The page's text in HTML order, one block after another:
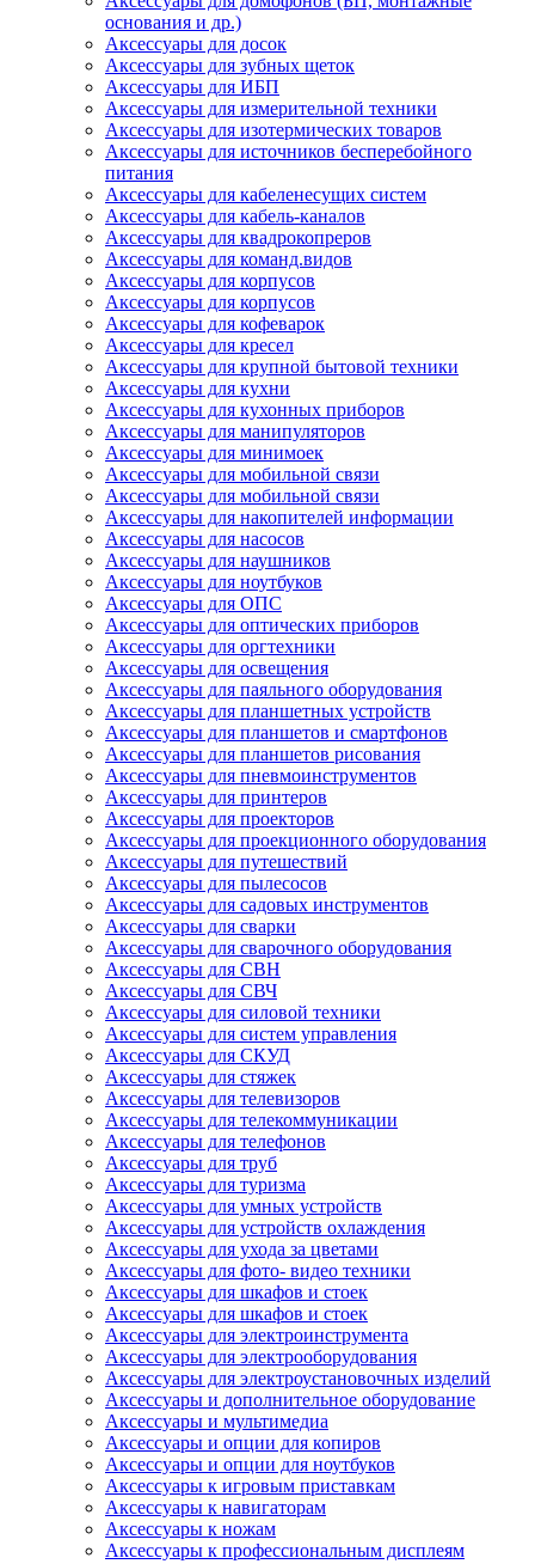
основания и др.)
Аксессуары для досок
Аксессуары для зубных щеток
Аксессуары для ИБП
Аксессуары для измерительной техники
Аксессуары для изотермических товаров
Аксессуары для источников бесперебойного
питания
Аксессуары для кабеленесущих систем
Аксессуары для кабель-каналов
Аксессуары для квадрокопреров
Аксессуары для команд.видов
Аксессуары для корпусов
Аксессуары для корпусов
Аксессуары для кофеварок
Аксессуары для кресел
Аксессуары для крупной бытовой техники
Аксессуары для кухни
Аксессуары для кухонных приборов
Аксессуары для манипуляторов
Аксессуары для минимоек
Аксессуары для мобильной связи
Аксессуары для мобильной связи
Аксессуары для накопителей информации
Аксессуары для насосов
Аксессуары для наушников
Аксессуары для ноутбуков
Аксессуары для ОПС
Аксессуары для оптических приборов
Аксессуары для оргтехники
Аксессуары для освещения
Аксессуары для паяльного оборудования
Аксессуары для планшетных устройств
Аксессуары для планшетов и смартфонов
Аксессуары для планшетов рисования
Аксессуары для пневмоинструментов
Аксессуары для принтеров
Аксессуары для проекторов
Аксессуары для проекционного оборудования
Аксессуары для путешествий
Аксессуары для пылесосов
Аксессуары для садовых инструментов
Аксессуары для сварки
Аксессуары для сварочного оборудования
Аксессуары для СВН
Аксессуары для СВЧ
Аксессуары для силовой техники
Аксессуары для систем управления
Аксессуары для СКУД
Аксессуары для стяжек
Аксессуары для телевизоров
Аксессуары для телекоммуникации
Аксессуары для телефонов
Аксессуары для труб
Аксессуары для туризма
Аксессуары для умных устройств
Аксессуары для устройств охлаждения
Аксессуары для ухода за цветами
Аксессуары для фото- видео техники
Аксессуары для шкафов и стоек
Аксессуары для шкафов и стоек
Аксессуары для электроинструмента
Аксессуары для электрооборудования
Аксессуары для электроустановочных изделий
Аксессуары и дополнительное оборудование
Аксессуары и мультимедиа
Аксессуары и опции для копиров
Аксессуары и опции для ноутбуков
Аксессуары к игровым приставкам
Аксессуары к навигаторам
Аксессуары к ножам
Аксессуары к профессиональным дисплеям